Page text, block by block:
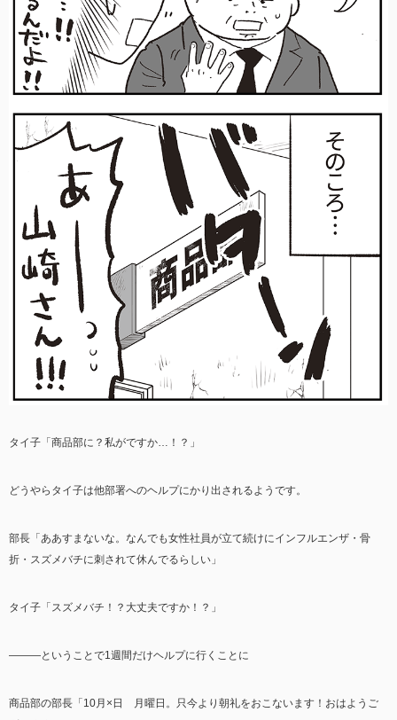
タイ子「商品部に？私がですか…！？」
どうやらタイ子は他部署へのヘルプにかり出されるようです。
部長「ああすまないな。なんでも女性社員が立て続けにインフルエンザ・骨
折・スズメバチに刺されて休んでるらしい」
タイ子「スズメバチ！？大丈夫ですか！？」
―――ということで1週間だけヘルプに行くことに
商品部の部長「10月×日 月曜日。只今より朝礼をおこないます！おはようご